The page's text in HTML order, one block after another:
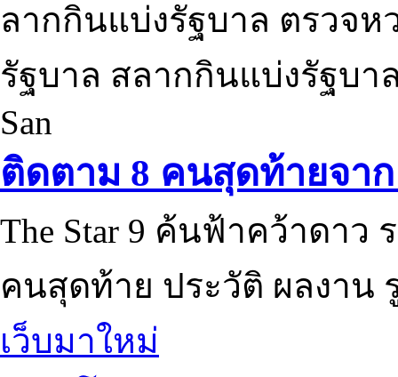
ลากกินแบ่งรัฐบาล ตรวจ
รัฐบาล สลากกินแบ่งรัฐบา
San
ติดตาม 8 คนสุดท้ายจาก
The Star 9 ค้นฟ้าคว้าดาว
คนสุดท้าย ประวัติ ผลงาน
เว็บมาใหม่